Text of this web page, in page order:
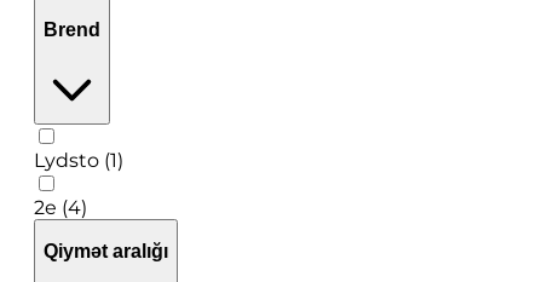
Brend
Lydsto (1)
2e (4)
Qiymət aralığı